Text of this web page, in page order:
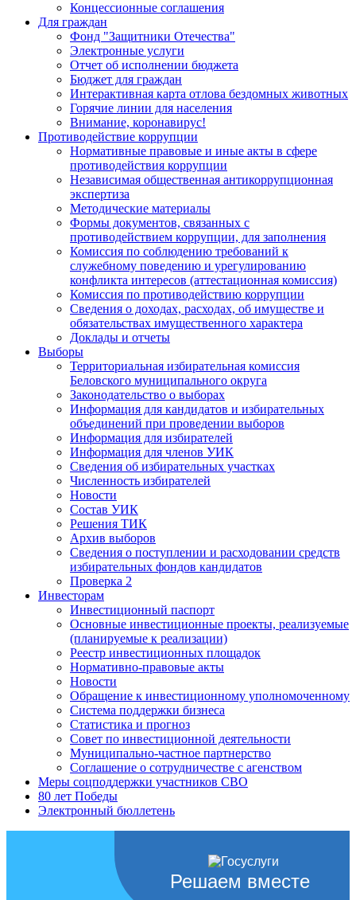
Концессионные соглашения
Для граждан
Фонд "Защитники Отечества"
Электронные услуги
Отчет об исполнении бюджета
Бюджет для граждан
Интерактивная карта отлова бездомных животных
Горячие линии для населения
Внимание, коронавирус!
Противодействие коррупции
Нормативные правовые и иные акты в сфере
противодействия коррупции
Независимая общественная антикоррупционная
экспертиза
Методические материалы
Формы документов, связанных с
противодействием коррупции, для заполнения
Комиссия по соблюдению требований к
служебному поведению и урегулированию
конфликта интересов (аттестационная комиссия)
Комиссия по противодействию коррупции
Сведения о доходах, расходах, об имуществе и
обязательствах имущественного характера
Доклады и отчеты
Выборы
Территориальная избирательная комиссия
Беловского муниципального округа
Законодательство о выборах
Информация для кандидатов и избирательных
объединений при проведении выборов
Информация для избирателей
Информация для членов УИК
Сведения об избирательных участках
Численность избирателей
Новости
Состав УИК
Решения ТИК
Архив выборов
Сведения о поступлении и расходовании средств
избирательных фондов кандидатов
Проверка 2
Инвесторам
Инвестиционный паспорт
Основные инвестиционные проекты, реализуемые
(планируемые к реализации)
Реестр инвестиционных площадок
Нормативно-правовые акты
Новости
Обращение к инвестиционному уполномоченному
Система поддержки бизнеса
Статистика и прогноз
Совет по инвестиционной деятельности
Муниципально-частное партнерство
Соглашение о сотрудничестве с агенством
Меры соцподдержки участников СВО
80 лет Победы
Электронный бюллетень
Решаем вместе